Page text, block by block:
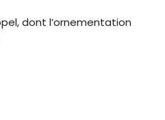
dont l’ornementation